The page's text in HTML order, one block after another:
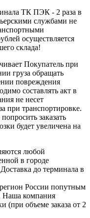
ТК ПЭК - 2 раза в
службами не
осуществляется
склада!
Покупатель при
груза обращать
повреждения
составлять акт в
не несет
при транспортировке.
заказать
будет увеличена на
любой
в городе
до терминала в
России попутным
Наша компания
(при объеме заказа от 2